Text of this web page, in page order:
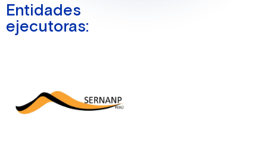
Entidades
ejecutoras: